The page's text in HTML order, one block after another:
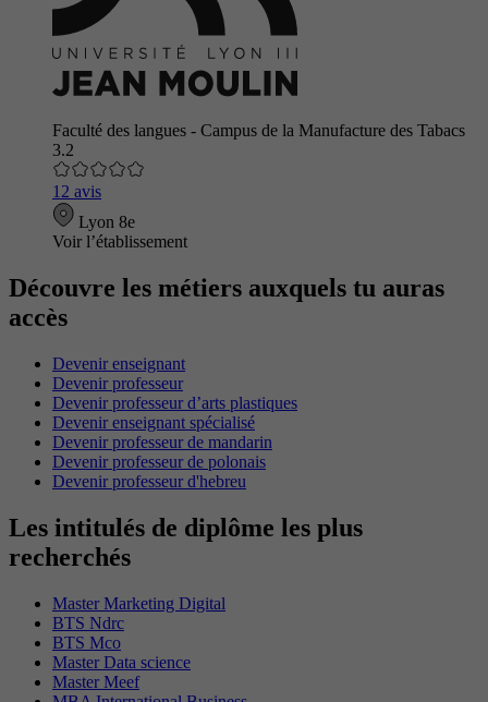
Faculté des langues - Campus de la Manufacture des Tabacs
3.2
12 avis
Lyon 8e
Voir l’établissement
Découvre les métiers auxquels tu auras
accès
Devenir enseignant
Devenir professeur
Devenir professeur d’arts plastiques
Devenir enseignant spécialisé
Devenir professeur de mandarin
Devenir professeur de polonais
Devenir professeur d'hebreu
Les intitulés de diplôme les plus
recherchés
Master Marketing Digital
BTS Ndrc
BTS Mco
Master Data science
Master Meef